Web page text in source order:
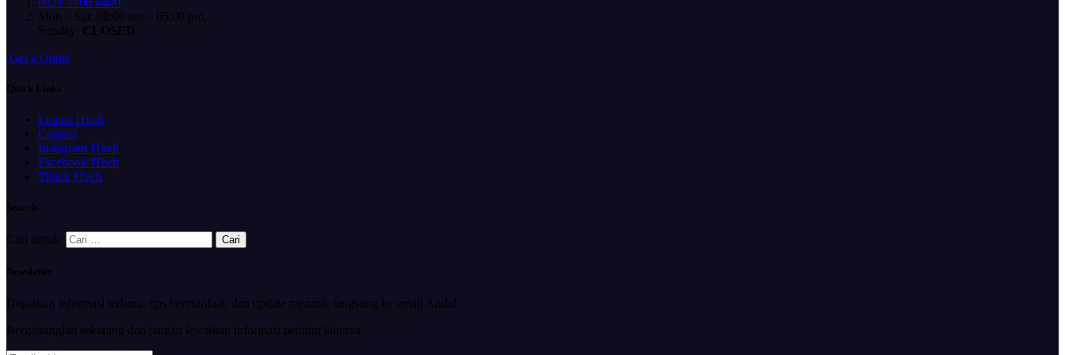
Mon – Sat: 08:00 am – 05:00 pm,
Sunday: CLOSED
Get a Quote
Quick Links
Lokasi ITech
Contact
Instagram ITech
Facebook ITech
Tiktok ITech
Search
Cari untuk:
Newsletter
Dapatkan informasi terbaru, tips bermanfaat, dan update menarik langsung ke email Anda!
Bergabunglah sekarang dan jangan lewatkan informasi penting lainnya.